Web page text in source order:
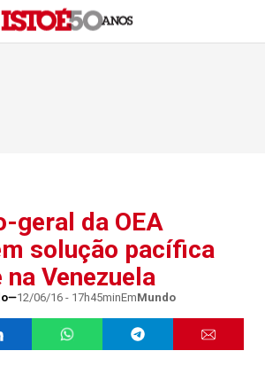
geral da OEA
solução pacífica
Venezuela
12/06/16 - 17h45minEmMundo